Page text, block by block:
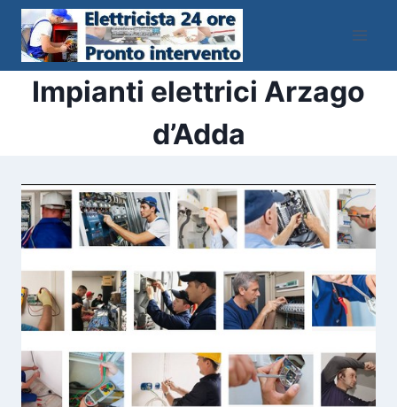
Salta
contenuto
Impianti elettrici Arzago
d’Adda